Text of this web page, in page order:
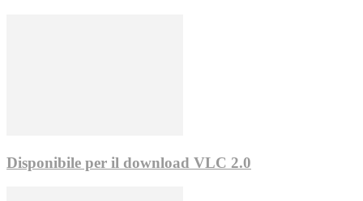
Disponibile per il download VLC 2.0